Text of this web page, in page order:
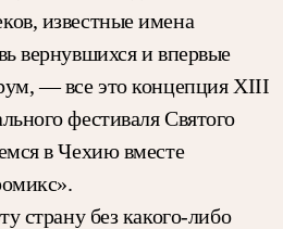
известные имена
вернувшихся и впервые
— все это концепция XIII
фестиваля Святого
в Чехию вместе
страну без какого-либо